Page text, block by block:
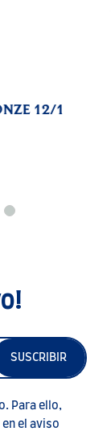
SUSCRIBIR
Para ello,
el aviso